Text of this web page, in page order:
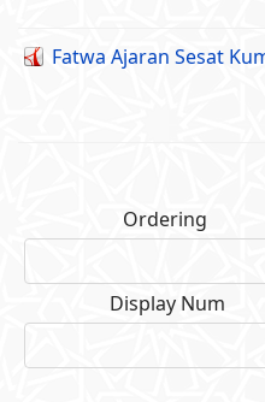
Fatwa Ajaran Sesat
Ordering
Display Num